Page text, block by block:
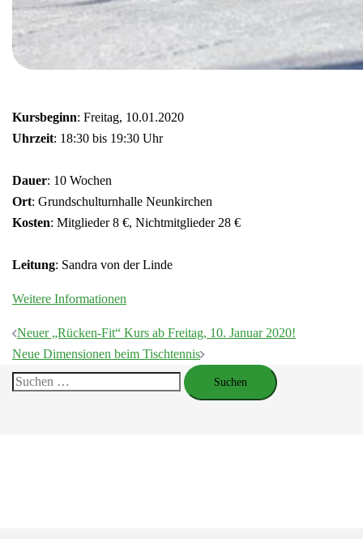
Kursbeginn: Freitag, 10.01.2020
Uhrzeit: 18:30 bis 19:30 Uhr
Dauer: 10 Wochen
Ort: Grundschulturnhalle Neunkirchen
Kosten: Mitglieder 8 €, Nichtmitglieder 28 €
Leitung: Sandra von der Linde
Weitere Informationen
Beitragsnavigation
Neuer „Rücken-Fit“ Kurs ab Freitag, 10. Januar 2020!
Neue Dimensionen beim Tischtennis
Suchen